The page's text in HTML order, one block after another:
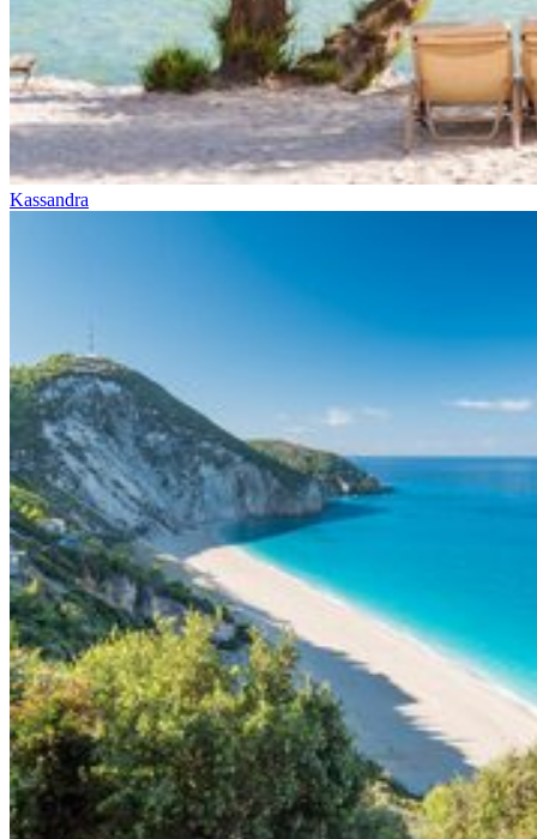
Kassandra